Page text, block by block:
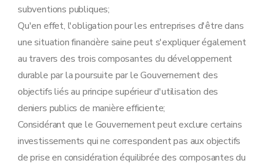
subventions publiques;
Qu'en effet, l'obligation pour les entreprises d'être dans
une situation financière saine peut s'expliquer également
au travers des trois composantes du développement
durable par la poursuite par le Gouvernement des
objectifs liés au principe supérieur d'utilisation des
deniers publics de manière efficiente;
Considérant que le Gouvernement peut exclure certains
investissements qui ne correspondent pas aux objectifs
de prise en considération équilibrée des composantes du